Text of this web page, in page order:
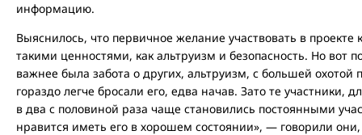
информацию.
Выяснилось, что первичное желание участвовать в
такими ценностями, как альтруизм и безопасность. Но вот
важнее была забота о других, альтруизм, с большей охотой
гораздо легче бросали его, едва начав. Зато те участники,
в два с половиной раза чаще становились постоянными
нравится иметь его в хорошем состоянии», — говорили